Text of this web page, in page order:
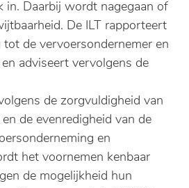
in. Daarbij wordt nagegaan of
De ILT rapporteert
de vervoersondernemer en
adviseert vervolgens de
de zorgvuldigheid van
de evenredigheid van de
en
het voornemen kenbaar
de mogelijkheid hun